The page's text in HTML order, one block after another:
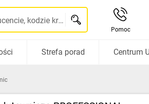
Szukaj po nazwie, indeksie, producencie, kodzie kreskowym...
Pomoc
Strefa porad Centrum